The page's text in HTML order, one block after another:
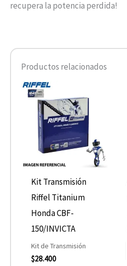
recupera la potencia perdida!
Productos relacionados
Kit Transmisión
Riffel Titanium
Honda CBF-
150/INVICTA
Kit de Transmisión
$28.400